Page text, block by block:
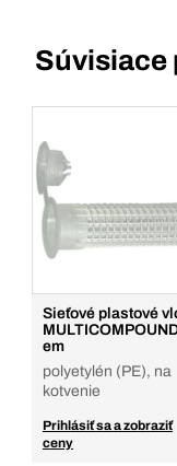
Súvisiace
Sieťové plastové
em
polyetylén (PE), na
kotvenie
Prihlásiť sa a zobraziť
ceny